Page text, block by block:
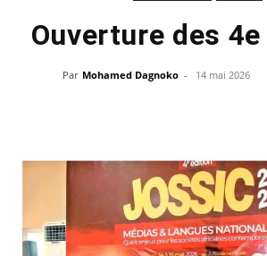
Ouverture des 4e
Par Mohamed Dagnoko - 14 mai 2026